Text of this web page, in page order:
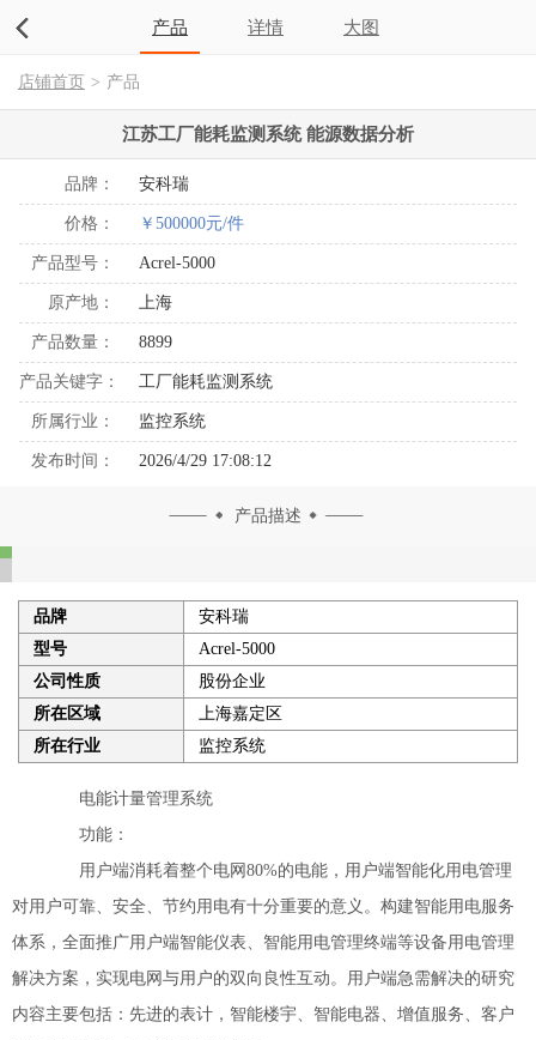
产品 详情 大图
店铺首页 > 产品
江苏工厂能耗监测系统 能源数据分析
品牌： 安科瑞
价格： ￥500000元/件
产品型号： Acrel-5000
原产地： 上海
产品数量： 8899
产品关键字： 工厂能耗监测系统
所属行业： 监控系统
发布时间： 2026/4/29 17:08:12
产品描述
品牌
安科瑞
型号
Acrel-5000
公司性质
股份企业
所在区域
上海嘉定区
所在行业
监控系统
电能计量管理系统
功能：
用户端消耗着整个电网80%的电能，用户端智能化用电管理
对用户可靠、安全、节约用电有十分重要的意义。构建智能用电服务
体系，全面推广用户端智能仪表、智能用电管理终端等设备用电管理
解决方案，实现电网与用户的双向良性互动。用户端急需解决的研究
内容主要包括：先进的表计，智能楼宇、智能电器、增值服务、客户